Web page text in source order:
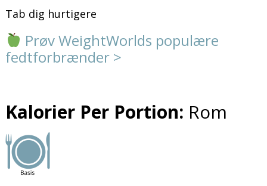
Tab dig hurtigere
Prøv WeightWorlds populære
fedtforbrænder >
Kalorier Per Portion: Rom